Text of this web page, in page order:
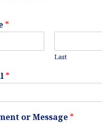
*
Last
*
or Message *